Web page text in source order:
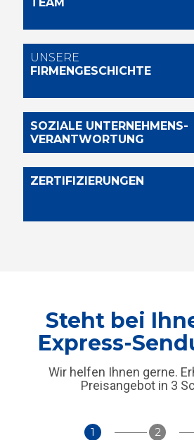
UNSERE
FIRMENGESCHICHTE
SOZIALE UNTERNEHMENS-
VERANTWORTUNG
ZERTIFIZIERUNGEN
Steht bei
Express-
Wir helfen Ihnen gerne.
Preisangebot in 3
1 2